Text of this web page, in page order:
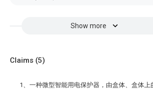
Show more
Claims (5)
1、一种微型智能用电保护器，由盒体、盒体上